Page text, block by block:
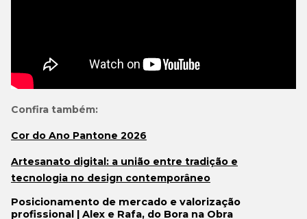
Confira também:
Cor do Ano Pantone 2026
Artesanato digital: a união entre tradição e
tecnologia no design contemporâneo
Posicionamento de mercado e valorização
profissional | Alex e Rafa, do Bora na Obra